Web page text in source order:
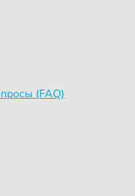
(FAQ)